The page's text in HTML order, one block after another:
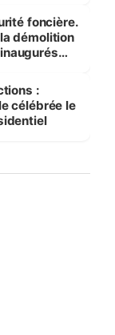
foncière.
démolition
:
célébrée le